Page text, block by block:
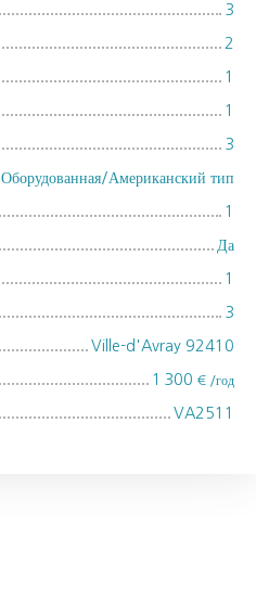
3
2
1
1
3
Оборудованная/Американский тип
1
Да
1
3
Ville-d'Avray 92410
1 300 € /год
VA2511